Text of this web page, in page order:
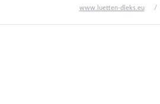
www.luetten-dieks.eu